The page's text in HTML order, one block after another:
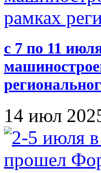
с 7 по 11
14 июл